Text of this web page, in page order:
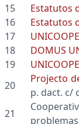
15
Estatutos
16
Estatutos
17
18
DOMUS
19
20
Projecto
p. dact. c/
21